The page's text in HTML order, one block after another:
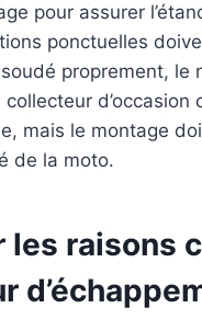
pour assurer
ponctuelles
proprement, le
mais le montage
de la moto.
raisons